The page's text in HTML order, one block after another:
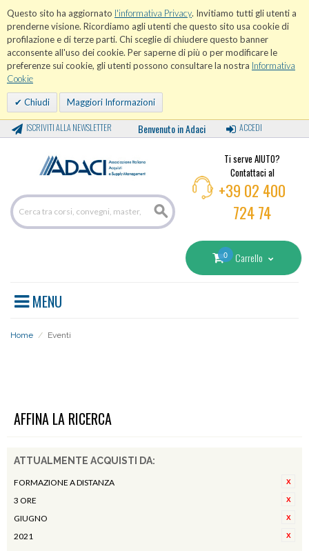
Questo sito ha aggiornato l'informativa Privacy. Invitiamo tutti gli utenti a
prenderne visione. Ricordiamo agli utenti che questo sito usa cookie di
profilazione e di terze parti. Chi sceglie di chiudere questo banner
acconsente all'uso dei cookie. Per saperne di più o per modificare le
preferenze sui cookie, gli utenti possono consultare la nostra Informativa
Cookie
Chiudi Maggiori Informazioni
ISCRIVITI ALLA NEWSLETTER Benvenuto in Adaci ACCEDI
Ti serve AIUTO?
Contattaci al
+39 02 400
724 74
0 Carrello
MENU
Home / Eventi
AFFINA LA RICERCA
ATTUALMENTE ACQUISTI DA:
FORMAZIONE A DISTANZA
3 ORE
GIUGNO
2021